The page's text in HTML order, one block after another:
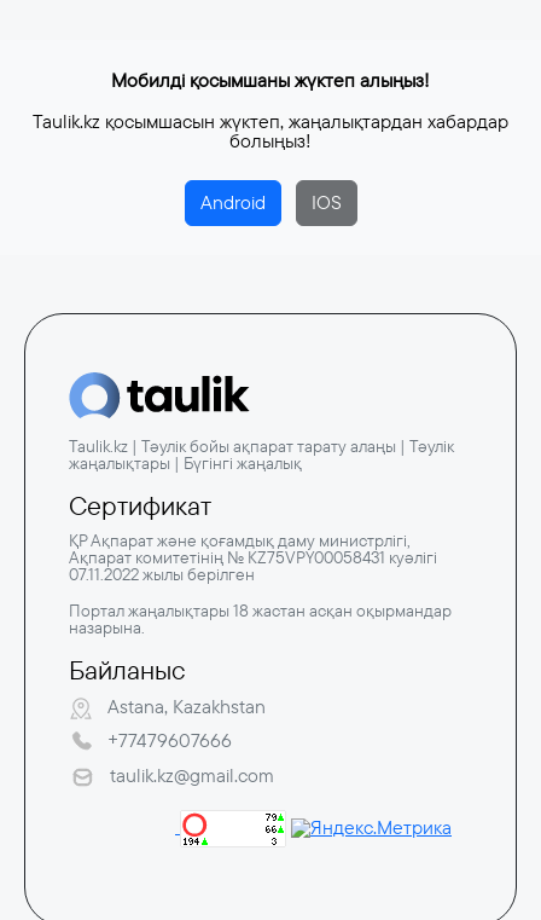
Мобилді қосымшаны жүктеп алыңыз!
Taulik.kz қосымшасын жүктеп, жаңалықтардан хабардар
болыңыз!
Android IOS
Taulik.kz | Тәулік бойы ақпарат тарату алаңы | Тәулік
жаңалықтары | Бүгінгі жаңалық
Сертификат
ҚР Ақпарат және қоғамдық даму министрлігі,
Ақпарат комитетінің № KZ75VPY00058431 куәлігі
07.11.2022 жылы берілген
Портал жаңалықтары 18 жастан асқан оқырмандар
назарына.
Байланыс
Astana, Kazakhstan
+77479607666
taulik.kz@gmail.com